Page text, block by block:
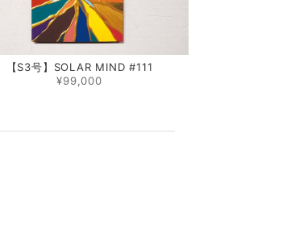
【S3号】SOLAR MIND #111
¥99,000